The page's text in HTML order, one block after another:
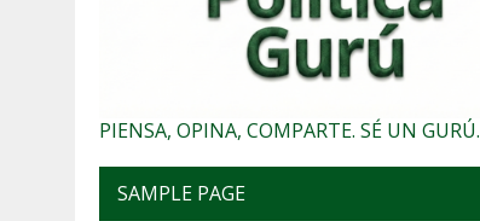
PIENSA, OPINA, COMPARTE. SÉ UN GURÚ.
SAMPLE PAGE